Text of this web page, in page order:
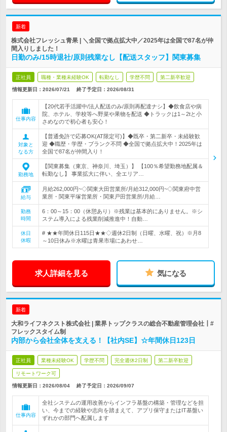
新着
株式会社フレッシュ青果 | ＼全国で拠点拡大中／2025年は全国で87名が仲
間入りしました！
日勤のみ/15時退社/原則残業なし【配送スタッフ】関東募集
正社員 職種・業種未経験OK 転勤なし 学歴不問 第二新卒歓迎
情報更新日：2026/07/21 終了予定日： 2026/08/31
仕事内容
【20代若手活躍中/法人配送のみ/原則再配達ナシ】◆飲食店や病
院、ホテル、学校等へ野菜や果物を配送 ◆トラックは1～2tと小
さめなので初心者も安心！
対象と
なる方
【普通免許で応募OK(AT限定可)】◆既卒・第二新卒・未経験歓
迎 ◆職歴・学歴・ブランク不問 ◆全国で拠点拡大中！2025年は
全国で87名が仲間入り！
勤務地
【関東募集（東京、神奈川、埼玉）】 【100％希望勤務地配属＆
転勤なし】 事業拡大に伴い、全エリア…
給与
月給262,000円~◇関東大田営業所/月給312,000円~◇関東府中営
業所・関東平塚営業所・関東戸田営業所/月給…
勤務
時間
6：00～15：00（休憩あり）※残業は基本的にありません。※シ
ステム導入による残業削減推進中！自動…
休日
休暇
# ★★年間休日115日★★◇週休2日制（日曜、水曜、祝）※月8
～10日休み※水曜は青果市場にあわせ…
求人詳細を見る 気になる
新着
大和ライフネクスト株式会社 | 業界トップクラスの総合不動産管理会社┃#
フレックスタイム制
内部から会社全体を支える！【社内SE】☆年間休日123日
正社員 業種未経験OK 学歴不問 完全週休2日制 第二新卒歓迎
リモートワーク可
情報更新日：2026/08/04 終了予定日： 2026/09/07
仕事内容
全社システムの運用改善からインフラ基盤の構築・管理などを担
い、今までの経験や志向を踏まえて、アプリ保守またはIT基盤い
ずれかの部門へ配属します